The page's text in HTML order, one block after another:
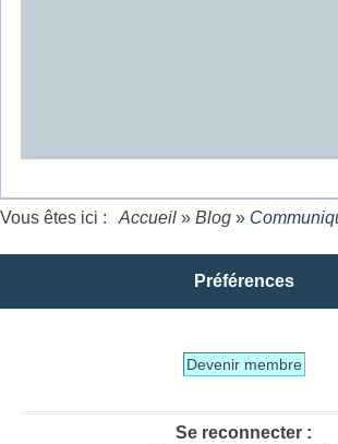
Vous êtes ici : Accueil » Blog »
Préférences
Devenir membre
Se reconnecter :